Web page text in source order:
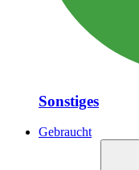
Sonstiges
Gebraucht